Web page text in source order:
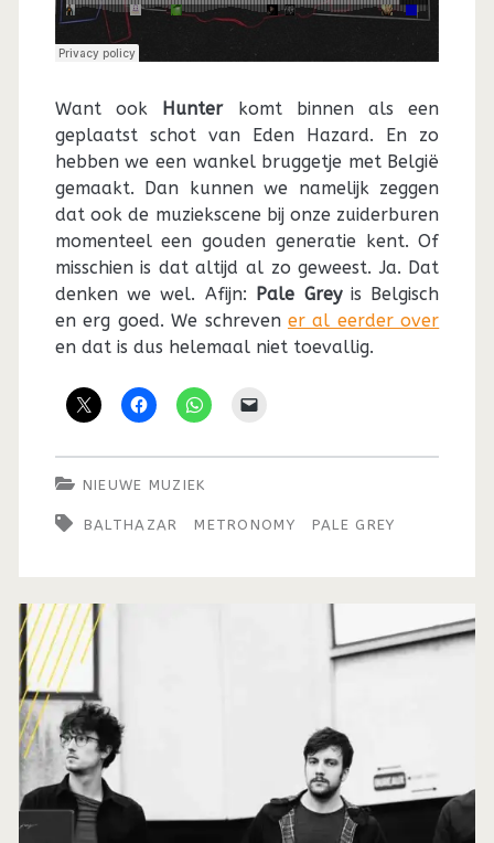
Want ook Hunterkomt binnen als een
geplaatst schot van Eden Hazard. En zo
hebben we een wankel bruggetje met België
gemaakt. Dan kunnen we namelijk zeggen
dat ook de muziekscene bij onze zuiderburen
momenteel een gouden generatie kent. Of
misschien is dat altijd al zo geweest. Ja. Dat
denken we wel. Afijn:
Pale Greyis Belgisch
en erg goed. We schreven er al eerder over
en dat is dus helemaal niet toevallig.
NIEUWE MUZIEK
BALTHAZAR METRONOMY PALE GREY